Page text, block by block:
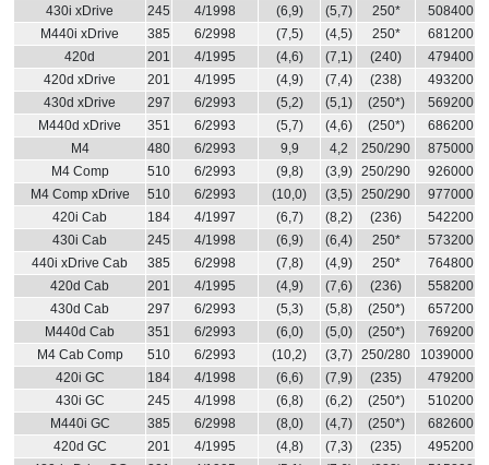
430i xDrive
245 4/1998 (6,9) (5,7) 250*
508400
M440i xDrive
385 6/2998 (7,5) (4,5) 250*
681200
420d
201 4/1995 (4,6) (7,1) (240)
479400
420d xDrive
201 4/1995 (4,9) (7,4) (238)
493200
430d xDrive
297 6/2993 (5,2) (5,1) (250*)
569200
M440d xDrive
351 6/2993 (5,7) (4,6) (250*)
686200
M4
480 6/2993 9,9 4,2 250/290
875000
M4 Comp
510 6/2993 (9,8) (3,9) 250/290
926000
M4 Comp xDrive
510 6/2993 (10,0) (3,5) 250/290
977000
420i Cab
184 4/1997 (6,7) (8,2) (236)
542200
430i Cab
245 4/1998 (6,9) (6,4) 250*
573200
440i xDrive Cab
385 6/2998 (7,8) (4,9) 250*
764800
420d Cab
201 4/1995 (4,9) (7,6) (236)
558200
430d Cab
297 6/2993 (5,3) (5,8) (250*)
657200
M440d Cab
351 6/2993 (6,0) (5,0) (250*)
769200
M4 Cab Comp
510 6/2993 (10,2) (3,7) 250/280
1039000
420i GC
184 4/1998 (6,6) (7,9) (235)
479200
430i GC
245 4/1998 (6,8) (6,2) (250*)
510200
M440i GC
385 6/2998 (8,0) (4,7) (250*)
682600
420d GC
201 4/1995 (4,8) (7,3) (235)
495200